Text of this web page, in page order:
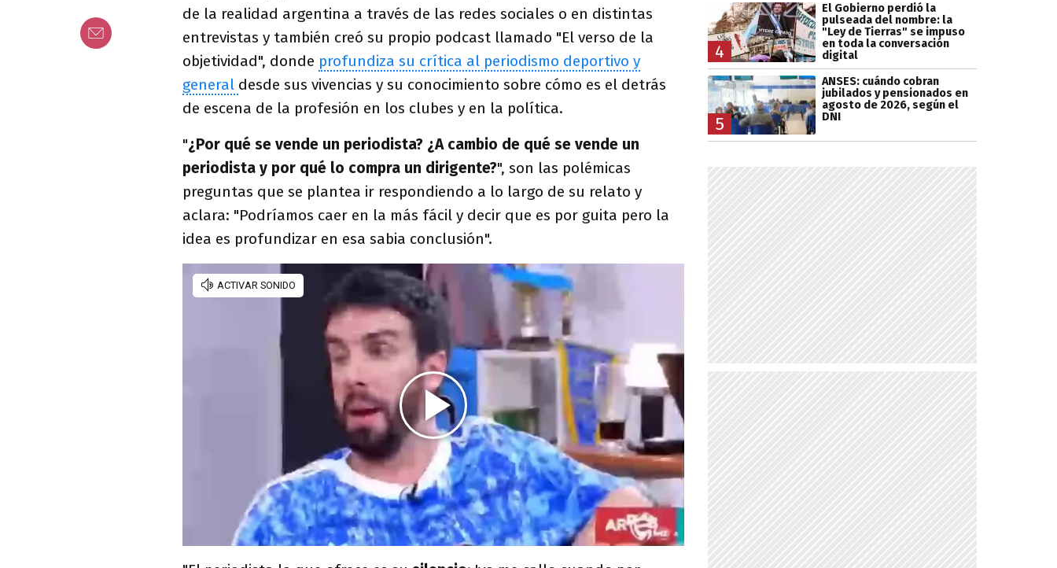
de la realidad argentina a través de las redes sociales o en distintas
entrevistas y también creó su propio podcast llamado "El verso de la
objetividad", donde profundiza su crítica al periodismo deportivo y
general desde sus vivencias y su conocimiento sobre cómo es el detrás
de escena de la profesión en los clubes y en la política.
"¿Por qué se vende un periodista? ¿A cambio de qué se vende un
periodista y por qué lo compra un dirigente?", son las polémicas
preguntas que se plantea ir respondiendo a lo largo de su relato y
aclara: "Podríamos caer en la más fácil y decir que es por guita pero la
idea es profundizar en esa sabia conclusión".
4
El Gobierno perdió la
pulseada del nombre: la
"Ley de Tierras" se impuso
en toda la conversación
digital
5
ANSES: cuándo cobran
jubilados y pensionados en
agosto de 2026, según el
DNI